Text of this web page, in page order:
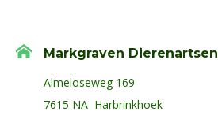
Markgraven Dierenartsen
Almeloseweg 169
7615 NA Harbrinkhoek